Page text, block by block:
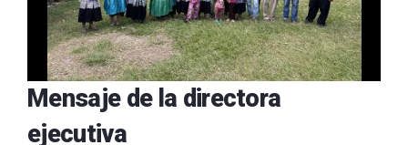
Mensaje de la directora
ejecutiva